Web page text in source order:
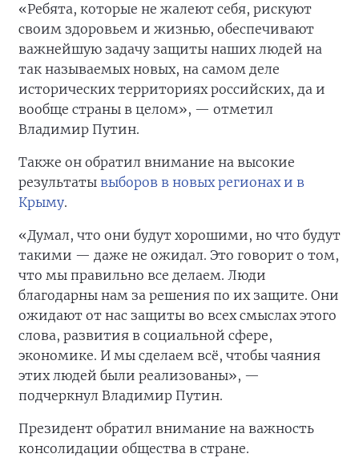
«Ребята, которые не жалеют себя, рискуют
своим здоровьем и жизнью, обеспечивают
важнейшую задачу защиты наших людей на
так называемых новых, на самом деле
исторических территориях российских, да и
вообще страны в целом», — отметил
Владимир Путин.
Также он обратил внимание на высокие
результаты выборов в новых регионах и в
Крыму.
«Думал, что они будут хорошими, но что будут
такими — даже не ожидал. Это говорит о том,
что мы правильно все делаем. Люди
благодарны нам за решения по их защите. Они
ожидают от нас защиты во всех смыслах этого
слова, развития в социальной сфере,
экономике. И мы сделаем всё, чтобы чаяния
этих людей были реализованы», —
подчеркнул Владимир Путин.
Президент обратил внимание на важность
консолидации общества в стране.